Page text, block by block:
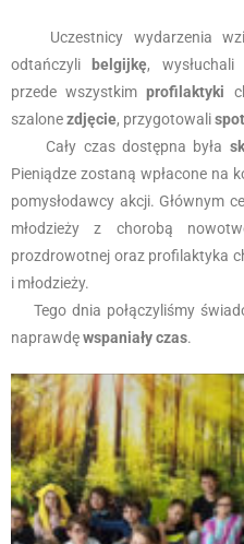
Uczestnicy wydarzenia
odtańczyli belgijkę,
przede wszystkimprofilaktyki
szalonezdjęcie, przygotowalispot
Cały czas dostępna była
Pieniądze zostaną wpłacone na
pomysłodawcy akcji. Głównym
młodzieży z chorobą
prozdrowotnej oraz profilaktyka
i młodzieży.
Tego dnia połączyliśmy
naprawdęwspaniały czas.